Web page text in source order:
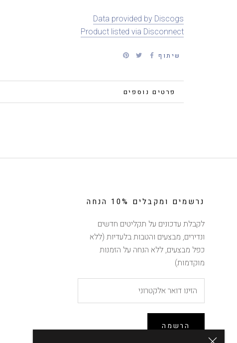
Data provided by Discogs
Product listed via Disconnect
שיתוף
פרטים נוספים
צפייה בתמונות
נרשמים ומקבלים 10% הנחה
לקבלת עדכונים על תקליטים חדשים
ונדירים, מבצעים והטבות בלעדיות (ללא
כפל מבצעים, ללא הנחה על הזמנות
מוקדמות)
הרשמה